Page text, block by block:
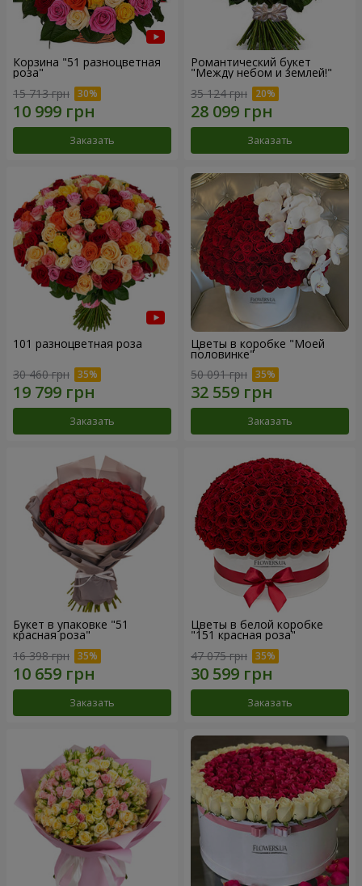
Корзина "51 разноцветная
роза"
15 713 грн
Заказать
Романтический букет
"Между небом и землей!"
35 124 грн
Заказать
101 разноцветная роза
30 460 грн
Заказать
Цветы в коробке "Моей
половинке"
50 091 грн
Заказать
Букет в упаковке "51
красная роза"
16 398 грн
Заказать
Цветы в белой коробке
"151 красная роза"
47 075 грн
Заказать